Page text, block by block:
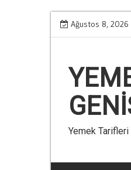
Skip
to
Ağustos 8, 2026
Kumar Ve Aile İci Krizler
Yemek Tarifleri